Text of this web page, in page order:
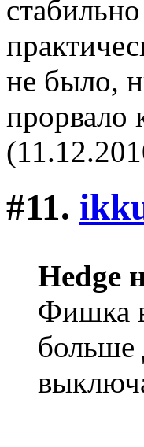
не было,
прорвало
#11.
Hedge
Фишка
больше